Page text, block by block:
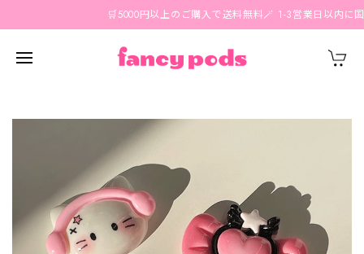
🛒5000円以上のご購入で送料無料🪄 1-3営業日以内に国